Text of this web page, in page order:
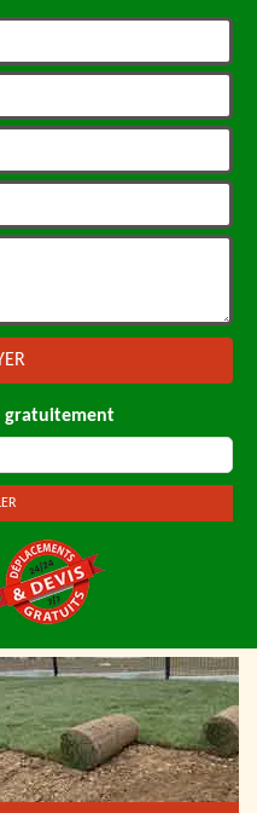
gratuitement